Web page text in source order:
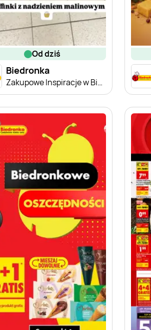
od dziś
Biedronka
Zakupowe Inspiracje w Biedronce